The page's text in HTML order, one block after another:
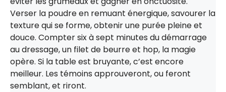
Verser la poudre en remuant énergique, savourer la
texture qui se forme, obtenir une purée pleine et
douce. Compter six à sept minutes du démarrage
au dressage, un filet de beurre et hop, la magie
opère. Si la table est bruyante, c’est encore
meilleur. Les témoins approuveront, ou feront
semblant, et riront.